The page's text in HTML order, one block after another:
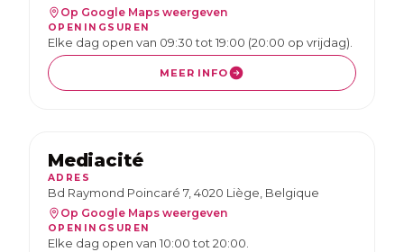
FR
Op Google Maps weergeven
OPENINGSUREN
Elke dag open van 09:30 tot 19:00 (20:00 op vrijdag).
MEER INFO
Mediacité
ADRES
Bd Raymond Poincaré 7, 4020 Liège, Belgique
Op Google Maps weergeven
OPENINGSUREN
Elke dag open van 10:00 tot 20:00.